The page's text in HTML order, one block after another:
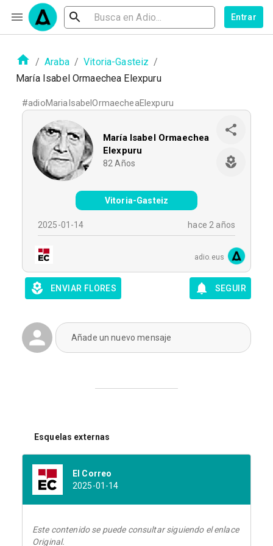
Entrar
/ Araba / Vitoria-Gasteiz /
María Isabel Ormaechea Elexpuru
#adioMariaIsabelOrmaecheaElexpuru
María Isabel Ormaechea
Elexpuru
82 Años
Vitoria-Gasteiz
2025-01-14 hace 2 años
adio.eus
ENVIAR FLORES SEGUIR
Añade un nuevo mensaje
Esquelas externas
El Correo
2025-01-14
Este contenido se puede consultar siguiendo el enlace
Original.